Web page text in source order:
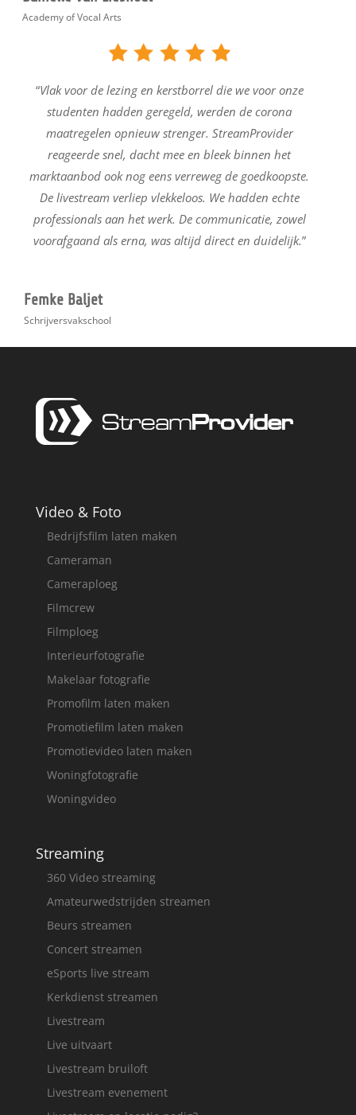
Academy of Vocal Arts
“Vlak voor de lezing en kerstborrel die we voor onze
studenten hadden geregeld, werden de corona
maatregelen opnieuw strenger. StreamProvider
reageerde snel, dacht mee en bleek binnen het
marktaanbod ook nog eens verreweg de goedkoopste.
De livestream verliep vlekkeloos. We hadden echte
professionals aan het werk. De communicatie, zowel
voorafgaand als erna, was altijd direct en duidelijk.”
Femke Baljet
Schrijversvakschool
Video & Foto
Bedrijfsfilm laten maken
Cameraman
Cameraploeg
Filmcrew
Filmploeg
Interieurfotografie
Makelaar fotografie
Promofilm laten maken
Promotiefilm laten maken
Promotievideo laten maken
Woningfotografie
Woningvideo
Streaming
360 Video streaming
Amateurwedstrijden streamen
Beurs streamen
Concert streamen
eSports live stream
Kerkdienst streamen
Livestream
Live uitvaart
Livestream bruiloft
Livestream evenement